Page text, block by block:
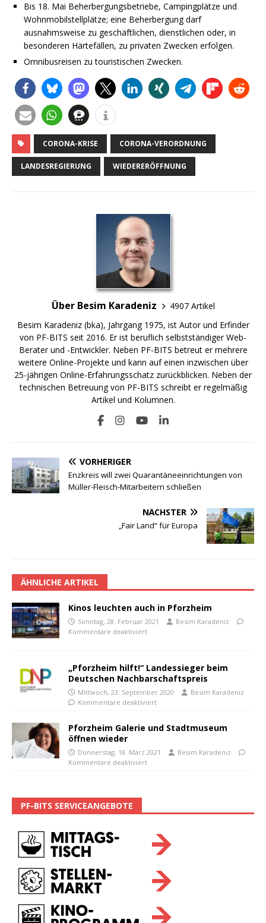
Bis 18. Mai Beherbergungsbetriebe, Campingplätze und
Wohnmobilstellplätze; eine Beherbergung darf
ausnahmsweise zu geschäftlichen, dienstlichen oder, in
besonderen Härtefällen, zu privaten Zwecken erfolgen.
Omnibusreisen zu touristischen Zwecken.
CORONA-KRISE CORONA-VERORDNUNG
LANDESREGIERUNG WIEDERERÖFFNUNG
Über Besim Karadeniz
4907 Artikel
Besim Karadeniz (bka), Jahrgang 1975, ist Autor und Erfinder
von PF-BITS seit 2016. Er ist beruflich selbstständiger Web-
Berater und -Entwickler. Neben PF-BITS betreut er mehrere
weitere Online-Projekte und kann auf einen inzwischen über
25-jährigen Online-Erfahrungsschatz zurückblicken. Neben der
technischen Betreuung von PF-BITS schreibt er regelmäßig
Artikel und Kolumnen.
VORHERIGER
Enzkreis will zwei Quarantäneeinrichtungen von
Müller-Fleisch-Mitarbeitern schließen
NÄCHSTER
„Fair Land“ für Europa
ÄHNLICHE ARTIKEL
Kinos leuchten auch in Pforzheim
Sonntag, 28. Februar 2021
Besim Karadeniz
Kommentare deaktiviert
„Pforzheim hilft!“ Landessieger beim
Deutschen Nachbarschaftspreis
Mittwoch, 23. September 2020
Besim Karadeniz
Kommentare deaktiviert
Pforzheim Galerie und Stadtmuseum
öffnen wieder
Donnerstag, 18. März 2021
Besim Karadeniz
Kommentare deaktiviert
PF-BITS SERVICEANGEBOTE